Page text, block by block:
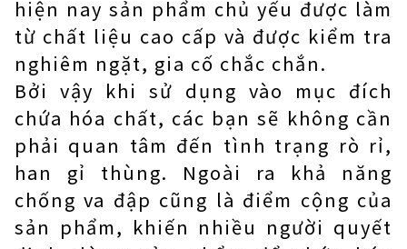
hiện nay sản phẩm chủ yếu được làm
từ chất liệu cao cấp và được kiểm tra
nghiêm ngặt, gia cố chắc chắn.
Bởi vậy khi sử dụng vào mục đích
chứa hóa chất, các bạn sẽ không cần
phải quan tâm đến tình trạng rò rỉ,
han gỉ thùng. Ngoài ra khả năng
chống va đập cũng là điểm cộng của
sản phẩm, khiến nhiều người quyết